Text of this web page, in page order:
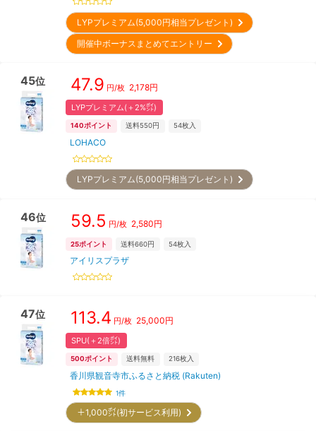
LYPプレミアム(5,000円相当プレゼント)
開催中ボーナスまとめてエントリー
45位 47.9 円/枚 2,178円
LYPプレミアム(＋2%㌽)
140ポイント 送料550円 54枚入
LOHACO
LYPプレミアム(5,000円相当プレゼント)
46位 59.5 円/枚 2,580円
25ポイント 送料660円 54枚入
アイリスプラザ
47位 113.4 円/枚 25,000円
SPU(＋2倍㌽)
500ポイント 送料無料 216枚入
香川県観音寺市ふるさと納税 (Rakuten)
1件
＋1,000㌽(初サービス利用)